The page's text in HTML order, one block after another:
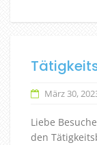
März 30,
Liebe
den